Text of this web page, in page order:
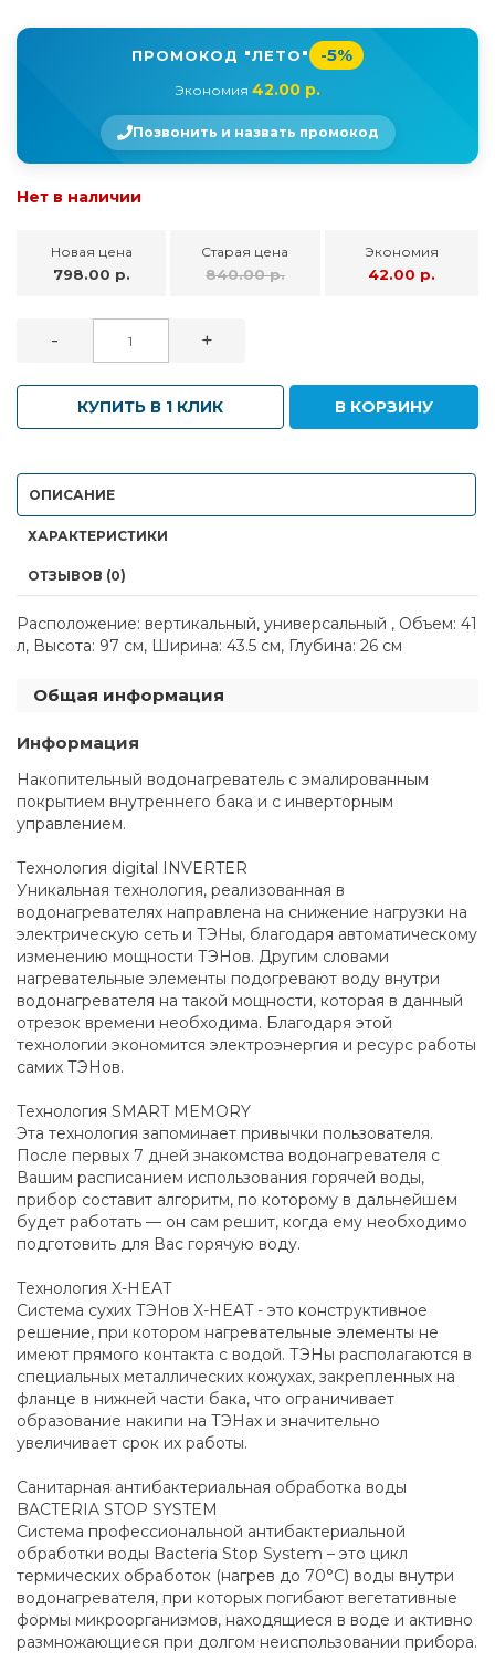
ПРОМОКОД "ЛЕТО" -5%
Экономия 42.00 р.
Позвонить и назвать промокод
Нет в наличии
Новая цена
798.00 р.
Старая цена
840.00 р.
Экономия
42.00 р.
- +
КУПИТЬ В 1 КЛИК В КОРЗИНУ
ОПИСАНИЕ
ХАРАКТЕРИСТИКИ
ОТЗЫВОВ (0)
Расположение: вертикальный, универсальный , Объем: 41
л, Высота: 97 см, Ширина: 43.5 см, Глубина: 26 см
Общая информация
Информация
Накопительный водонагреватель с эмалированным
покрытием внутреннего бака и с инверторным
управлением.
Технология digital INVERTER
Уникальная технология, реализованная в
водонагревателях направлена на снижение нагрузки на
электрическую сеть и ТЭНы, благодаря автоматическому
изменению мощности ТЭНов. Другим словами
нагревательные элементы подогревают воду внутри
водонагревателя на такой мощности, которая в данный
отрезок времени необходима. Благодаря этой
технологии экономится электроэнергия и ресурс работы
самих ТЭНов.
Технология SMART MEMORY
Эта технология запоминает привычки пользователя.
После первых 7 дней знакомства водонагревателя с
Вашим расписанием использования горячей воды,
прибор составит алгоритм, по которому в дальнейшем
будет работать — он сам решит, когда ему необходимо
подготовить для Вас горячую воду.
Технология X-HEAT
Система сухих ТЭНов X-HEAT - это конструктивное
решение, при котором нагревательные элементы не
имеют прямого контакта с водой. ТЭНы располагаются в
специальных металлических кожухах, закрепленных на
фланце в нижней части бака, что ограничивает
образование накипи на ТЭНах и значительно
увеличивает срок их работы.
Санитарная антибактериальная обработка воды
BACTERIA STOP SYSTEM
Система профессиональной антибактериальной
обработки воды Bacteria Stop System – это цикл
термических обработок (нагрев до 70°С) воды внутри
водонагревателя, при которых погибают вегетативные
формы микроорганизмов, находящиеся в воде и активно
размножающиеся при долгом неиспользовании прибора.